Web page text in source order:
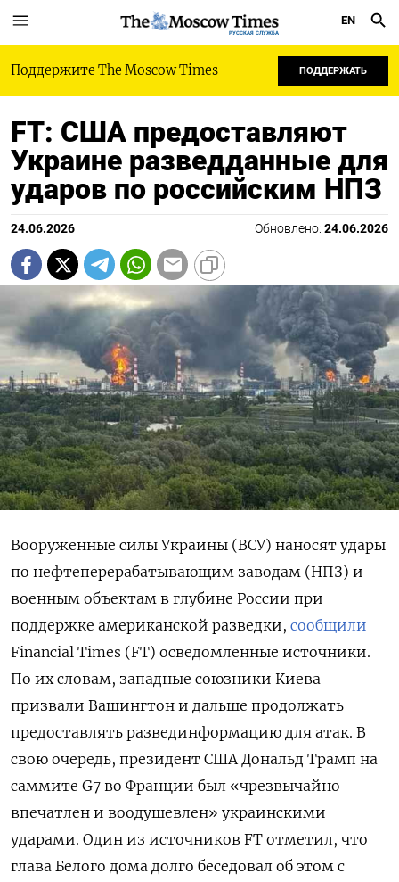
РУССКАЯ СЛУЖБА
EN
Поддержите The Moscow Times ПОДДЕРЖАТЬ
FT: США предоставляют
Украине разведданные для
ударов по российским НПЗ
24.06.2026 Обновлено: 24.06.2026
Вооруженные силы Украины (ВСУ) наносят удары
по нефтеперерабатывающим заводам (НПЗ) и
военным объектам в глубине России при
поддержке американской разведки, сообщили
Financial Times (FT) осведомленные источники.
По их словам, западные союзники Киева
призвали Вашингтон и дальше продолжать
предоставлять развединформацию для атак. В
свою очередь, президент США Дональд Трамп на
саммите G7 во Франции был «чрезвычайно
впечатлен и воодушевлен» украинскими
ударами. Один из источников FT отметил, что
глава Белого дома долго беседовал об этом с